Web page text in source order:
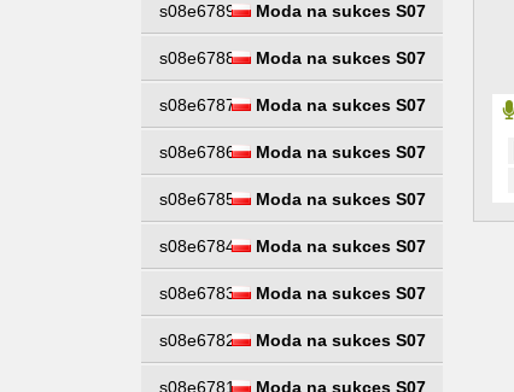
s08e6789 Moda na sukces S07
s08e6788 Moda na sukces S07
s08e6787 Moda na sukces S07
s08e6786 Moda na sukces S07
s08e6785 Moda na sukces S07
s08e6784 Moda na sukces S07
s08e6783 Moda na sukces S07
s08e6782 Moda na sukces S07
s08e6781 Moda na sukces S07